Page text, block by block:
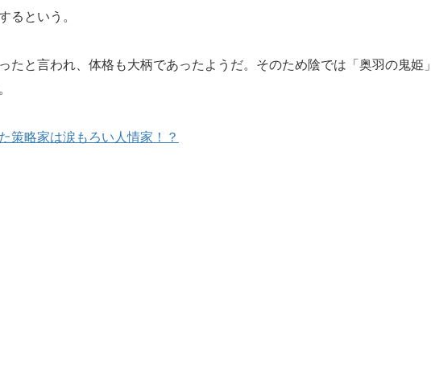
るという。
たと言われ、体格も大柄であったようだ。そのため陰では「奥羽の鬼姫」
策略家は涙もろい人情家！？